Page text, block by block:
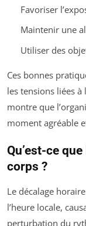
Favoriser
Maintenir une
Utiliser des
Ces bonnes
les tensions liées à
montre que
moment agréable
Qu’est-ce
corps ?
Le décalage
l’heure locale,
perturbation du